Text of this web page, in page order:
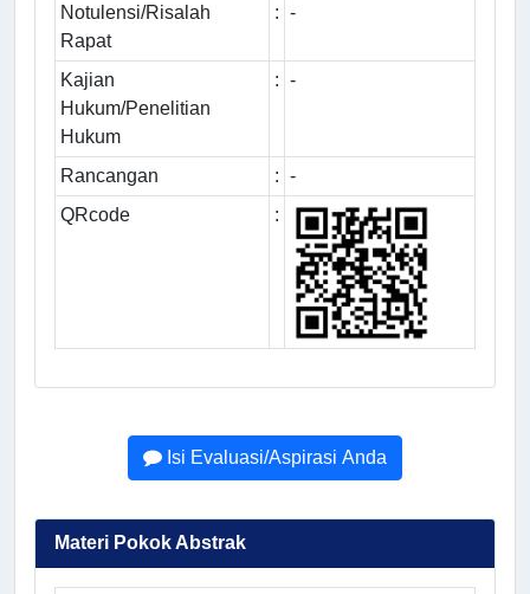
Notulensi/Risalah
Rapat
: -
Kajian
Hukum/Penelitian
Hukum
: -
Rancangan : -
QRcode
:
Isi Evaluasi/Aspirasi Anda
Materi Pokok Abstrak